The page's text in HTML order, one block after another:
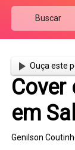
Ouça este
Cover
em
Genilson